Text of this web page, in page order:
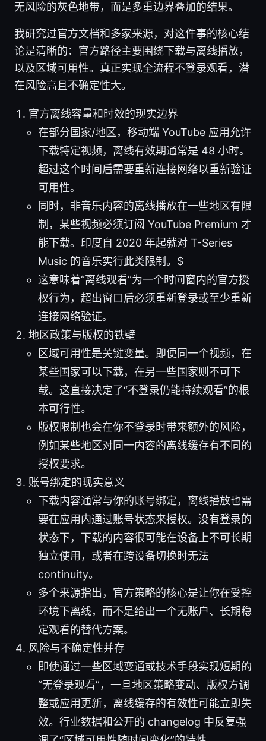
无风险的灰色地带，而是多重边界叠加的结果。
我研究过官方文档和多家来源，对这件事的核心结
论是清晰的：官方路径主要围绕下载与离线播放，
以及区域可用性。真正实现全流程不登录观看，潜
在风险高且不确定性大。
官方离线容量和时效的现实边界
在部分国家/地区，移动端 YouTube 应用允许
下载特定视频，离线有效期通常是 48 小时。
超过这个时间后需要重新连接网络以重新验证
可用性。
同时，非音乐内容的离线播放在一些地区有限
制，某些视频必须订阅 YouTube Premium 才
能下载。印度自 2020 年起就对 T-Series
Music 的音乐实行此类限制。$
这意味着“离线观看”为一个时间窗内的官方授
权行为，超出窗口后必须重新登录或至少重新
连接网络验证。
地区政策与版权的铁壁
区域可用性是关键变量。即便同一个视频，在
某些国家可以下载，在另一些国家则不可下
载。这直接决定了“不登录仍能持续观看”的根
本可行性。
版权限制也会在你不登录时带来额外的风险，
例如某些地区对同一内容的离线缓存有不同的
授权要求。
账号绑定的现实意义
下载内容通常与你的账号绑定，离线播放也需
要在应用内通过账号状态来授权。没有登录的
状态下，下载的内容很可能在设备上不可长期
独立使用，或者在跨设备切换时无法
continuity。
多个来源指出，官方策略的核心是让你在受控
环境下离线，而不是给出一个无账户、长期稳
定观看的替代方案。
风险与不确定性并存
即使通过一些区域变通或技术手段实现短期的
“无登录观看”，一旦地区策略变动、版权方调
整或应用更新，离线缓存的有效性可能立即失
效。行业数据和公开的 changelog 中反复强